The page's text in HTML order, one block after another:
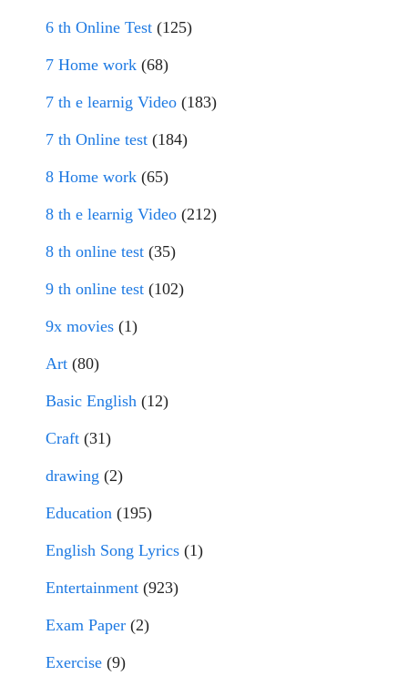
6 th Online Test (125)
7 Home work (68)
7 th e learnig Video (183)
7 th Online test (184)
8 Home work (65)
8 th e learnig Video (212)
8 th online test (35)
9 th online test (102)
9x movies (1)
Art (80)
Basic English (12)
Craft (31)
drawing (2)
Education (195)
English Song Lyrics (1)
Entertainment (923)
Exam Paper (2)
Exercise (9)